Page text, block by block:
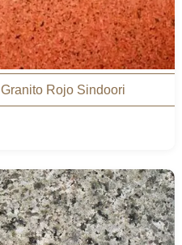
Granito Rojo Sindoori